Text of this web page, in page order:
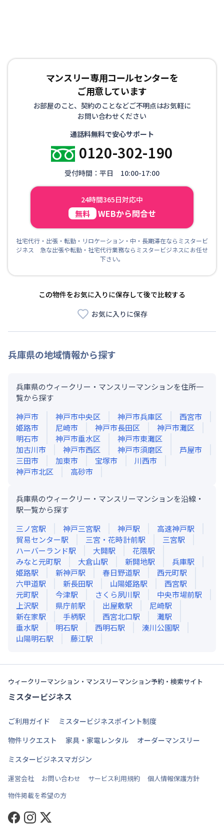
マンスリー専用コールセンターを
ご用意しています
お部屋のこと、契約のことなどご不明点はお気軽に
お問い合わせください
通話料無料で安心サポート
0120-302-190
受付時間：平日 10:00-17:00
24時間365日対応中
無料 WEBから問合せ
社宅代行・出張・転勤・リロケーション・中・長期滞在ならミスタービ
ジネス 急な出張や転勤・社宅代行業務ならミスタービジネスにお任せ
下さい。
この物件をお気に入りに保存して後で比較する
お気に入りに保存
兵庫県の地域情報から探す
兵庫県のウィークリー・マンスリーマンションを住所一
覧から探す
神戸市
神戸市中央区 神戸市兵庫区
西宮市
姫路市
尼崎市 神戸市長田区
神戸市灘区
明石市
神戸市垂水区
神戸市東灘区
加古川市
神戸市西区 神戸市須磨区
芦屋市
三田市
加東市 宝塚市
川西市
神戸市北区
高砂市
兵庫県のウィークリー・マンスリーマンションを沿線・
駅一覧から探す
三ノ宮駅 神戸三宮駅 神戸駅 高速神戸駅
貿易センター駅 三宮・花時計前駅 三宮駅
ハーバーランド駅 大開駅 花隈駅
みなと元町駅 大倉山駅 新開地駅 兵庫駅
姫路駅 新神戸駅 春日野道駅 西元町駅
六甲道駅 新長田駅 山陽姫路駅 西宮駅
元町駅 今津駅 さくら夙川駅 中央市場前駅
上沢駅 県庁前駅 出屋敷駅 尼崎駅
新在家駅 手柄駅 西宮北口駅 灘駅
垂水駅 明石駅 西明石駅 湊川公園駅
山陽明石駅 藤江駅
ウィークリーマンション・マンスリーマンション予約・検索サイト
ミスタービジネス
ご利用ガイド
ミスタービジネスポイント制度
物件リクエスト
家具・家電レンタル
オーダーマンスリー
ミスタービジネスマガジン
運営会社 お問い合わせ サービス利用規約
個人情報保護方針
物件掲載を希望の方
Facebook
Instagram
Twitter